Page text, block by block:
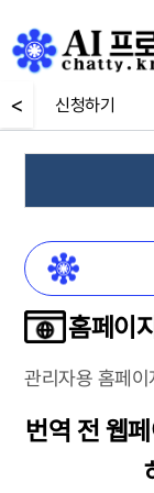
< 신청하기
홈페이
관리자용 홈페
번역 전 웹